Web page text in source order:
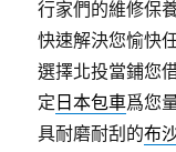
行家們的維修保
快速解決您愉快
選擇北投當鋪您
定 日本包車爲您
具耐磨耐刮的布